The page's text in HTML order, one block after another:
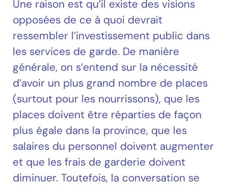
Une raison est qu’il existe des visions
opposées de ce à quoi devrait
ressembler l’investissement public dans
les services de garde. De manière
générale, on s’entend sur la nécessité
d’avoir un plus grand nombre de places
(surtout pour les nourrissons), que les
places doivent être réparties de façon
plus égale dans la province, que les
salaires du personnel doivent augmenter
et que les frais de garderie doivent
diminuer. Toutefois, la conversation se